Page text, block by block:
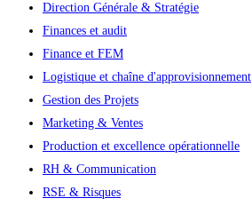
Direction Générale & Stratégie
Finances et audit
Finance et FEM
Logistique et chaîne d'approvisionnement
Gestion des Projets
Marketing & Ventes
Production et excellence opérationnelle
RH & Communication
RSE & Risques